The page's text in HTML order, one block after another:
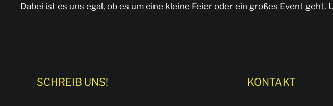
Dabei ist es uns egal, ob es um eine kleine Feier oder ein großes Event geht.
SCHREIB UNS! KONTAKT